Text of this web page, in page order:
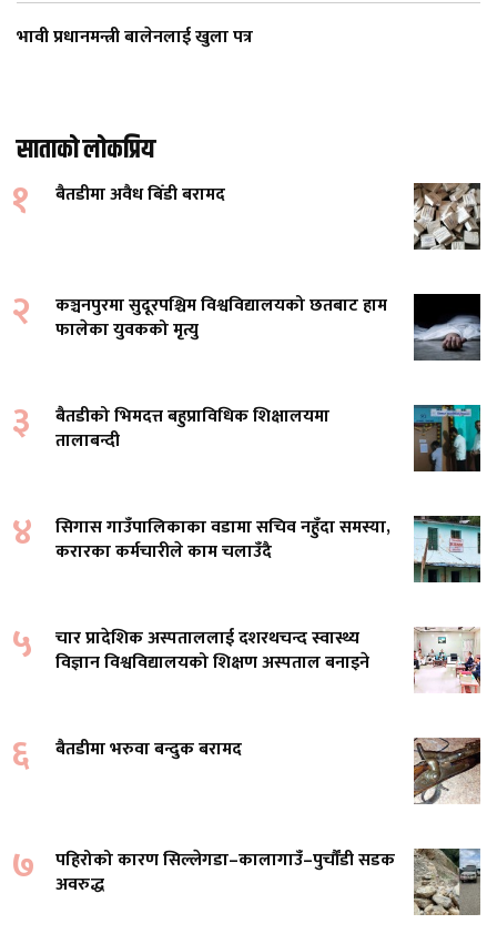
भावी प्रधानमन्त्री बालेनलाई खुला पत्र
साताको लोकप्रिय
१ बैतडीमा अवैध बिँडी बरामद
२
कञ्चनपुरमा सुदूरपश्चिम विश्वविद्यालयको छतबाट हाम
फालेका युवकको मृत्यु
३
बैतडीको भिमदत्त बहुप्राविधिक शिक्षालयमा
तालाबन्दी
४
सिगास गाउँपालिकाका वडामा सचिव नहुँदा समस्या,
करारका कर्मचारीले काम चलाउँदै
५
चार प्रादेशिक अस्पताललाई दशरथचन्द स्वास्थ्य
विज्ञान विश्वविद्यालयको शिक्षण अस्पताल बनाइने
६ बैतडीमा भरुवा बन्दुक बरामद
७
पहिरोको कारण सिल्लेगडा–कालागाउँ–पुर्चौंडी सडक
अवरुद्ध